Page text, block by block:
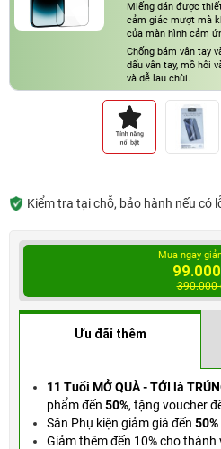
Miếng dán được
cảm giác mượt mà
của màn hình cảm
Chống bám vân tay
dấu vân tay, mồ hôi
và dễ lau chùi.
chói khi sử dụng
sáng xanh phát ra từ
sử dụng lâu dài.
Kiểm tra tại chỗ, bảo hành nếu có
Mua ngay
390.000
Ưu đãi thêm
11 Tuổi MỞ QUÀ - TỚI là
phẩm đến 50%, tặng voucher
Săn Phụ kiện giảm giá đến 50%
Giảm thêm đến 10% cho thành